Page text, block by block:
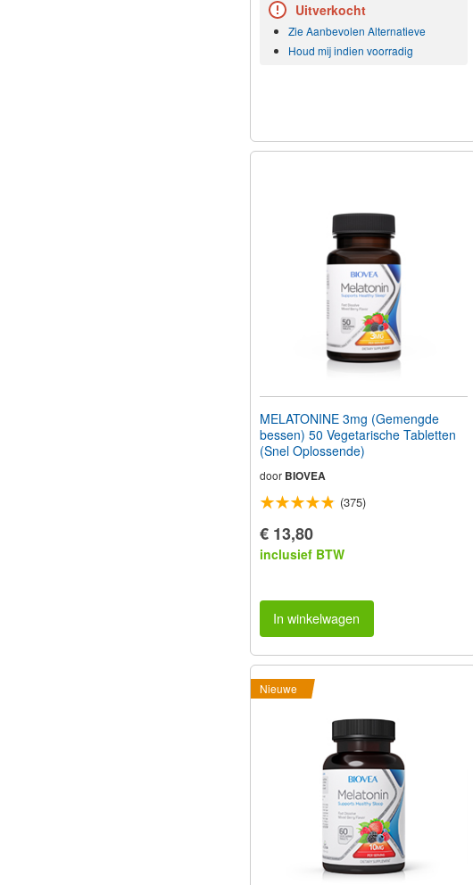
Uitverkocht
Zie Aanbevolen Alternatieve
Houd mij indien voorradig
MELATONINE 3mg (Gemengde
bessen) 50 Vegetarische Tabletten
(Snel Oplossende)
door BIOVEA
(375)
€ 13,80
inclusief BTW
In winkelwagen
Nieuwe